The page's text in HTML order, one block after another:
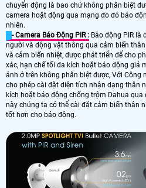
chuyển động là bao chứ không phân biệt
camera hoặt động qua mạng đo đó báo
nhiên.
- Camera Báo Động PIR : Báo động PIR là
người và động vật thông qua cảm biến
và cảm biến nhiệt, được phát triển để cho
xác, hạn chế tối đa kích hoặt báo động giả
ảnh ở trên không phân biệt được, Với Công
cho phép cài đặt diện tích nhận dạng thân
kích hoặt báo động chống trộm Dahua qua
này chúng ta có thể cài đặt cảm biến thân
tốt hơn cho báo động.